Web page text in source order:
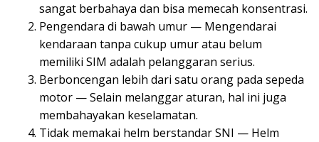
sangat berbahaya dan bisa memecah konsentrasi.
Pengendara di bawah umur — Mengendarai
kendaraan tanpa cukup umur atau belum
memiliki SIM adalah pelanggaran serius.
Berboncengan lebih dari satu orang pada sepeda
motor — Selain melanggar aturan, hal ini juga
membahayakan keselamatan.
Tidak memakai helm berstandar SNI — Helm